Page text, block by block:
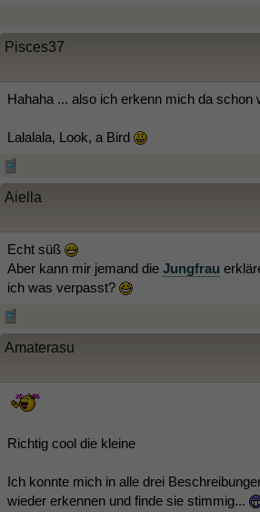
Pisces37
Hahaha ... also ich erkenn mich da schon
Lalalala, Look, a Bird
Aiella
Echt süß
Aber kann mir jemand die Jungfrau
ich was verpasst?
Amaterasu
Richtig cool die kleine
Ich konnte mich in alle drei
wieder erkennen und finde sie stimmig...